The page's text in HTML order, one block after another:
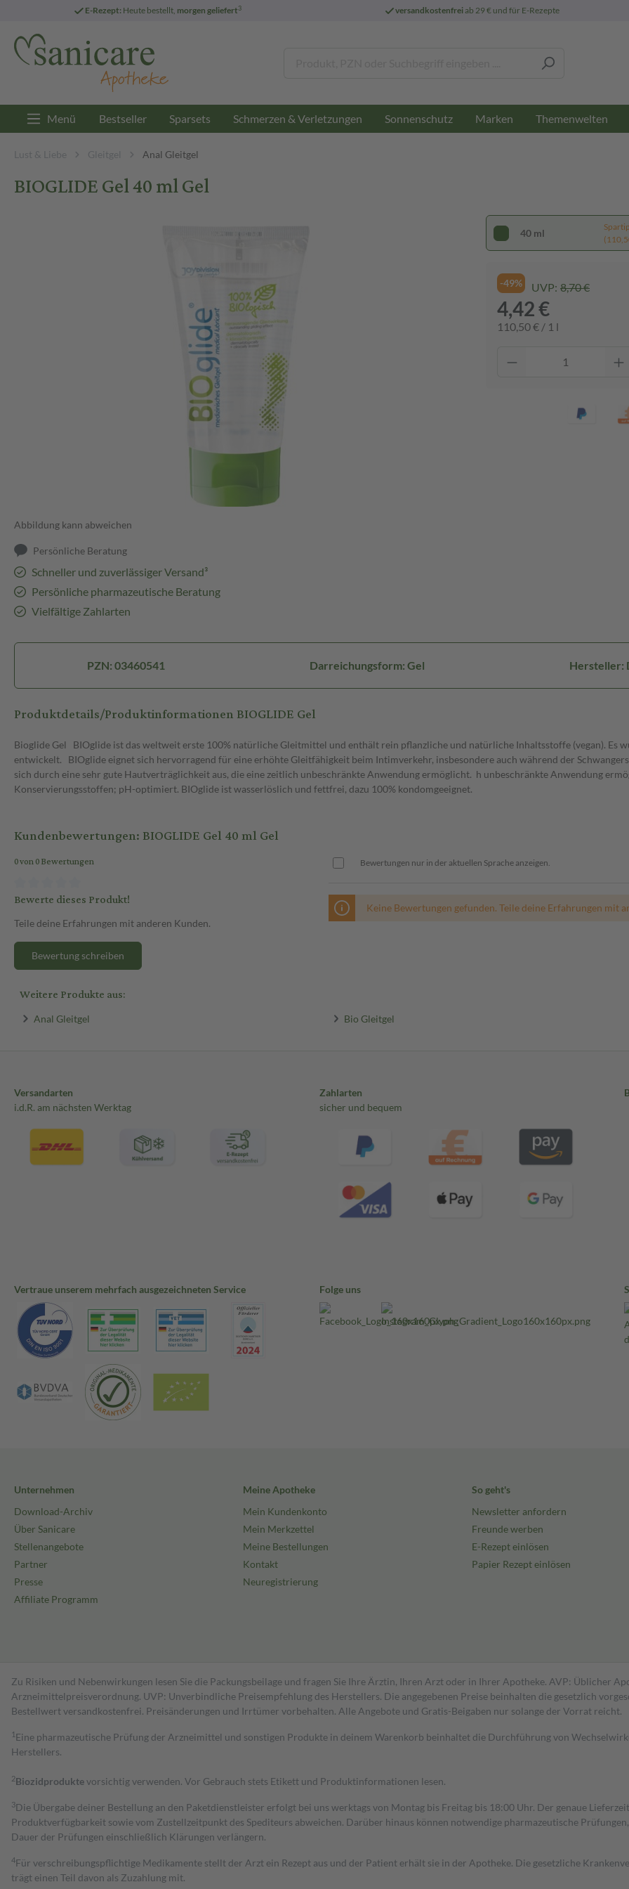
E-Rezept: Heute bestellt, morgen geliefert3 versandkostenfreiab 29 € und für E-Rezepte
Menü Bestseller Sparsets Schmerzen & Verletzungen Sonnenschutz Marken Themenwelten
Lust & Liebe Gleitgel Anal Gleitgel
BIOGLIDE Gel 40 ml Gel
Abbildung kann abweichen
Persönliche Beratung
Schneller und zuverlässiger Versand³
Persönliche pharmazeutische Beratung
Vielfältige Zahlarten
40 ml
-49% UVP: 8,70 €
4,42 €
110,50 € / 1 l
PZN: 03460541 Darreichungsform: Gel Hersteller:
Produktdetails/Produktinformationen BIOGLIDE Gel
Bioglide Gel BIOglide ist das weltweit erste 100% natürliche Gleitmittel und enthält rein pflanzliche und natürliche Inhaltsstoffe (vegan). Es
entwickelt. BIOglide eignet sich hervorragend für eine erhöhte Gleitfähigkeit beim Intimverkehr, insbesondere auch während der
sich durch eine sehr gute Hautverträglichkeit aus, die eine zeitlich unbeschränkte Anwendung ermöglicht. h unbeschränkte Anwendung
Konservierungsstoffen; pH-optimiert. BIOglide ist wasserlöslich und fettfrei, dazu 100% kondomgeeignet.
Kundenbewertungen: BIOGLIDE Gel 40 ml Gel
0 von 0 Bewertungen
Bewerte dieses Produkt!
Teile deine Erfahrungen mit anderen Kunden.
Bewertung schreiben
Bewertungen nur in der aktuellen Sprache anzeigen.
Keine Bewertungen gefunden. Teile deine Erfahrungen mit
Weitere Produkte aus:
Anal Gleitgel Bio Gleitgel
Versandarten
i.d.R. am nächsten Werktag
Zahlarten
sicher und bequem
Vertraue unserem mehrfach ausgezeichneten Service Folge uns
Unternehmen
Download-Archiv
Über Sanicare
Stellenangebote
Partner
Presse
Affiliate Programm
Meine Apotheke
Mein Kundenkonto
Mein Merkzettel
Meine Bestellungen
Kontakt
Neuregistrierung
So geht's
Newsletter anfordern
Freunde werben
E-Rezept einlösen
Papier Rezept einlösen
Zu Risiken und Nebenwirkungen lesen Sie die Packungsbeilage und fragen Sie Ihre Ärztin, Ihren Arzt oder in Ihrer Apotheke. AVP: Üblicher
Arzneimittelpreisverordnung. UVP: Unverbindliche Preisempfehlung des Herstellers. Die angegebenen Preise beinhalten die gesetzlich
Bestell­wert versand­kosten­frei. Preisänderungen und Irrtümer vorbehalten. Alle Angebote und Gratis-Beigaben nur solange der Vorrat reicht.
1 Eine pharmazeutische Prüfung der Arzneimittel und sonstigen Produkte in deinem Warenkorb beinhaltet die Durchführung von
Herstellers.
2Biozidproduktevorsichtig verwenden. Vor Gebrauch stets Etikett und Produktinformationen lesen.
3Die Übergabe deiner Bestellung an den Paketdienstleister erfolgt bei uns werktags von Montag bis Freitag bis 18:00 Uhr. Der genaue
Produktverfügbarkeit sowie vom Zustellzeitpunkt des Spediteurs abweichen. Darüber hinaus können notwendige pharmazeutische
Dauer der Prüfungen einschließlich Klärungen verlängern.
4Für verschreibungspflichtige Medikamente stellt der Arzt ein Rezept aus und der Patient erhält sie in der Apotheke. Die gesetzliche
trägt einen Teil davon als Zuzahlung mit.